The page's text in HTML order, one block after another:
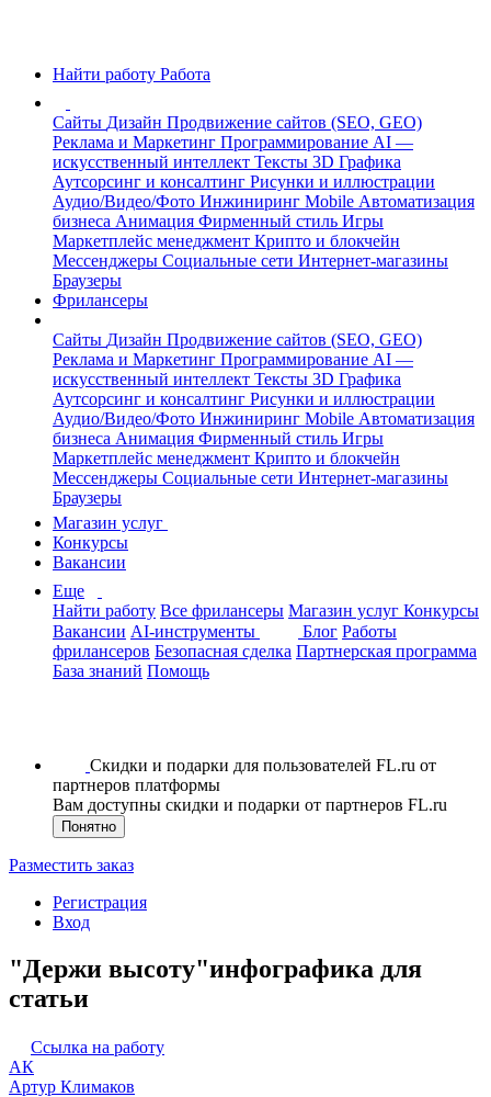
Найти работу Работа
Сайты Дизайн Продвижение сайтов (SEO, GEO)
Реклама и Маркетинг Программирование AI —
искусственный интеллект Тексты 3D Графика
Аутсорсинг и консалтинг Рисунки и иллюстрации
Аудио/Видео/Фото Инжиниринг Mobile Автоматизация
бизнеса Анимация Фирменный стиль Игры
Маркетплейс менеджмент Крипто и блокчейн
Мессенджеры Социальные сети Интернет-магазины
Браузеры
Фрилансеры
Сайты Дизайн Продвижение сайтов (SEO, GEO)
Реклама и Маркетинг Программирование AI —
искусственный интеллект Тексты 3D Графика
Аутсорсинг и консалтинг Рисунки и иллюстрации
Аудио/Видео/Фото Инжиниринг Mobile Автоматизация
бизнеса Анимация Фирменный стиль Игры
Маркетплейс менеджмент Крипто и блокчейн
Мессенджеры Социальные сети Интернет-магазины
Браузеры
Магазин услуг
Конкурсы
Вакансии
Еще
Найти работу Все фрилансеры Магазин услуг Конкурсы
Вакансии AI-инструменты Блог Работы
фрилансеров Безопасная сделка Партнерская программа
База знаний Помощь
Скидки и подарки для пользователей FL.ru от
партнеров платформы
Вам доступны скидки и подарки от партнеров FL.ru
Понятно
Разместить заказ
Регистрация
Вход
"Держи высоту"инфографика для
статьи
Ссылка на работу
АК
Артур Климаков